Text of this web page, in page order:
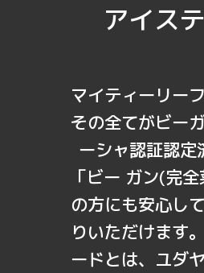
アイス
マイティーリー
その全てがビー
ーシャ認証認定
「ビー ガン(完
の方にも安心し
りいただけます
ードとは、ユダ